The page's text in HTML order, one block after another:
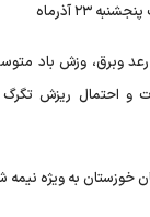
۲۳ آذرماه
وبرق، وزش باد
و احتمال ریزش
خوزستان به ویژه نیمه